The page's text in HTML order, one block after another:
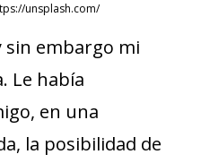
unsplash.com/
sin embargo mi
Le había
en una
la posibilidad de